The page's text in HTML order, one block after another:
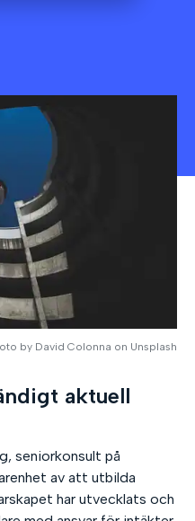
by David Colonna on Unsplash
aktuell
seniorkonsult på
av att utbilda
har utvecklats och